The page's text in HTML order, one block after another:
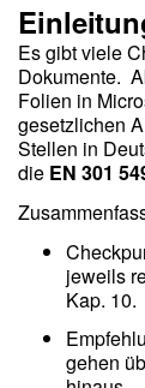
Es gibt viele
Dokumente.
Folien in
gesetzlichen
Stellen in
die EN 301
jeweils
Kap. 10.
gehen